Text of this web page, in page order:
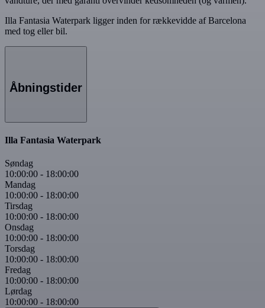
Illa Fantasia Waterpark ligger inden for rækkevidde af Barcelona
med tog eller bil.
Åbningstider
Illa Fantasia Waterpark
Søndag
10:00:00 - 18:00:00
Mandag
10:00:00 - 18:00:00
Tirsdag
10:00:00 - 18:00:00
Onsdag
10:00:00 - 18:00:00
Torsdag
10:00:00 - 18:00:00
Fredag
10:00:00 - 18:00:00
Lørdag
10:00:00 - 18:00:00